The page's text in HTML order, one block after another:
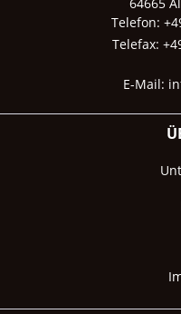
64665
Telefon:
Telefax:
E-Mail: